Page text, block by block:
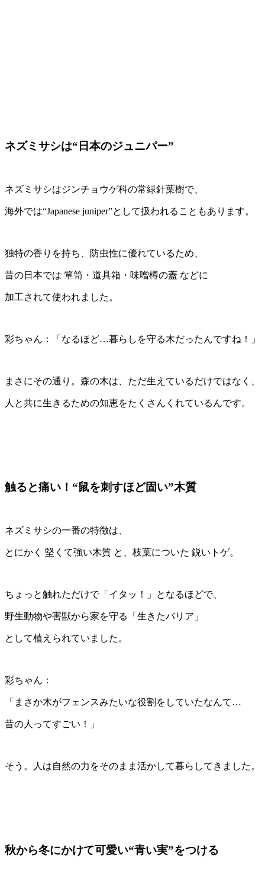
ネズミサシは“日本のジュニパー”
ネズミサシはジンチョウゲ科の常緑針葉樹で、
海外では“Japanese juniper”として扱われることもあります。
独特の香りを持ち、防虫性に優れているため、
昔の日本では 箪笥・道具箱・味噌樽の蓋 などに
加工されて使われました。
彩ちゃん：「なるほど…暮らしを守る木だったんですね！」
まさにその通り。森の木は、ただ生えているだけではなく、
人と共に生きるための知恵をたくさんくれているんです。
触ると痛い！“鼠を刺すほど固い”木質
ネズミサシの一番の特徴は、
とにかく 堅くて強い木質 と、枝葉についた 鋭いトゲ。
ちょっと触れただけで「イタッ！」となるほどで、
野生動物や害獣から家を守る「生きたバリア」
として植えられていました。
彩ちゃん：
「まさか木がフェンスみたいな役割をしていたなんて…
昔の人ってすごい！」
そう。人は自然の力をそのまま活かして暮らしてきました。
秋から冬にかけて可愛い“青い実”をつける